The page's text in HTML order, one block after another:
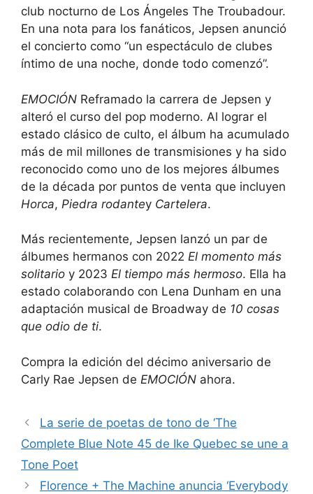
club nocturno de Los Ángeles The Troubadour.
En una nota para los fanáticos, Jepsen anunció
el concierto como “un espectáculo de clubes
íntimo de una noche, donde todo comenzó”.
EMOCIÓN Reframado la carrera de Jepsen y
alteró el curso del pop moderno. Al lograr el
estado clásico de culto, el álbum ha acumulado
más de mil millones de transmisiones y ha sido
reconocido como uno de los mejores álbumes
de la década por puntos de venta que incluyen
Horca, Piedra rodantey Cartelera.
Más recientemente, Jepsen lanzó un par de
álbumes hermanos con 2022 El momento más
solitario y 2023 El tiempo más hermoso. Ella ha
estado colaborando con Lena Dunham en una
adaptación musical de Broadway de 10 cosas
que odio de ti.
Compra la edición del décimo aniversario de
Carly Rae Jepsen de EMOCIÓN ahora.
La serie de poetas de tono de ‘The
Complete Blue Note 45 de Ike Quebec se une a
Tone Poet
Florence + The Machine anuncia ‘Everybody